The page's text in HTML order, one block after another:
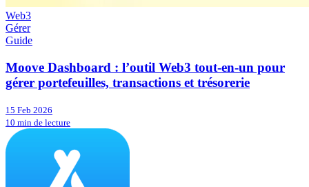
Web3
Gérer
Guide
Moove Dashboard : l’outil Web3 tout-en-un pour
gérer portefeuilles, transactions et trésorerie
15 Feb 2026
10 min de lecture